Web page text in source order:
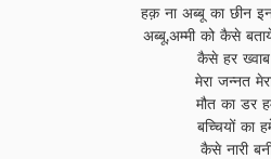
हक़ ना अब्बू का छीन
अब्बू,अम्मी को कैसे
कैसे हर ख्वाब
मेरा जन्नत
मौत का डर
बच्चियों का
कैसे नारी